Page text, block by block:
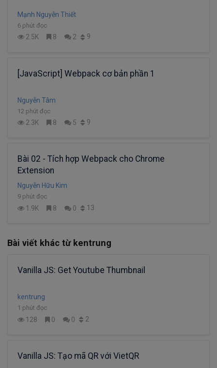
Mạnh Nguyễn Thiết
6 phút đọc
2.5K 8 2 9
[JavaScript] Webpack cơ bản phần 1
Nguyễn Tâm
12 phút đọc
2.3K 8 5 9
Bài 02 - Tích hợp Webpack cho Chrome
Extension
Nguyễn Hữu Kim
9 phút đọc
1.9K 8 0 13
Bài viết khác từ kentrung
Vanilla JS: Get Youtube Thumbnail
kentrung
1 phút đọc
128 0 0 2
Vanilla JS: Tạo mã QR với VietQR